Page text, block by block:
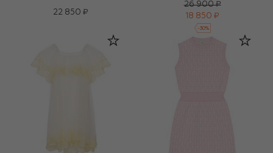
22 850 ₽
26 900 ₽
18 850 ₽
-30%